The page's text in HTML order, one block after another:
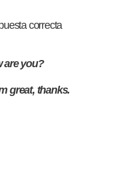
correcta
are you?
great, thanks.